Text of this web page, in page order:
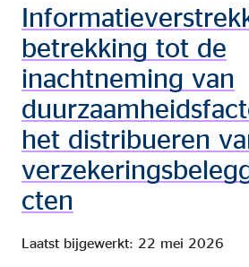
betrekking tot de
inachtneming van
het distribueren
cten
Laatst bijgewerkt: 22 mei 2026